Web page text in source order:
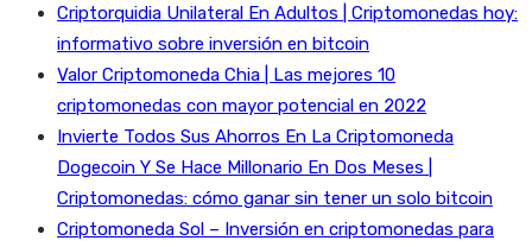
Criptorquidia Unilateral En Adultos | Criptomonedas hoy:
informativo sobre inversión en bitcoin
Valor Criptomoneda Chia | Las mejores 10
criptomonedas con mayor potencial en 2022
Invierte Todos Sus Ahorros En La Criptomoneda
Dogecoin Y Se Hace Millonario En Dos Meses |
Criptomonedas: cómo ganar sin tener un solo bitcoin
Criptomoneda Sol – Inversión en criptomonedas para